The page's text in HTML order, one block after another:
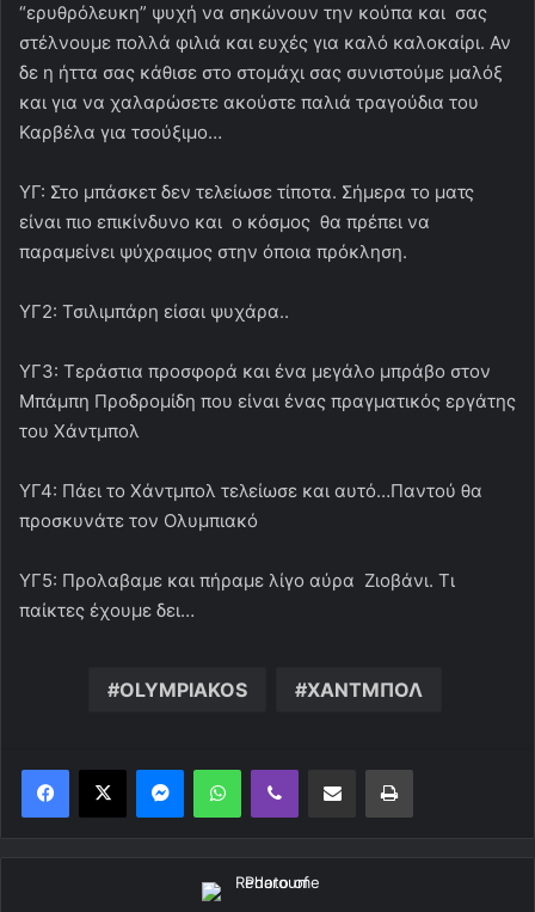
“ερυθρόλευκη” ψυχή να σηκώνουν την κούπα και σας
στέλνουμε πολλά φιλιά και ευχές για καλό καλοκαίρι. Αν
δε η ήττα σας κάθισε στο στομάχι σας συνιστούμε μαλόξ
και για να χαλαρώσετε ακούστε παλιά τραγούδια του
Καρβέλα για τσούξιμο…
ΥΓ: Στο μπάσκετ δεν τελείωσε τίποτα. Σήμερα το ματς
είναι πιο επικίνδυνο και ο κόσμος θα πρέπει να
παραμείνει ψύχραιμος στην όποια πρόκληση.
ΥΓ2: Τσιλιμπάρη είσαι ψυχάρα..
ΥΓ3: Τεράστια προσφορά και ένα μεγάλο μπράβο στον
Μπάμπη Προδρομίδη που είναι ένας πραγματικός εργάτης
του Χάντμπολ
ΥΓ4: Πάει το Χάντμπολ τελείωσε και αυτό…Παντού θα
προσκυνάτε τον Ολυμπιακό
ΥΓ5: Προλαβαμε και πήραμε λίγο αύρα Ζιοβάνι. Τι
παίκτες έχουμε δει…
OLYMPIAKOS ΧΑΝΤΜΠΟΛ
MessengerWhatsAppViber Κοινοποίηση μέσω ηλεκτρονικού ταχυδρομείουΕκτύπωση